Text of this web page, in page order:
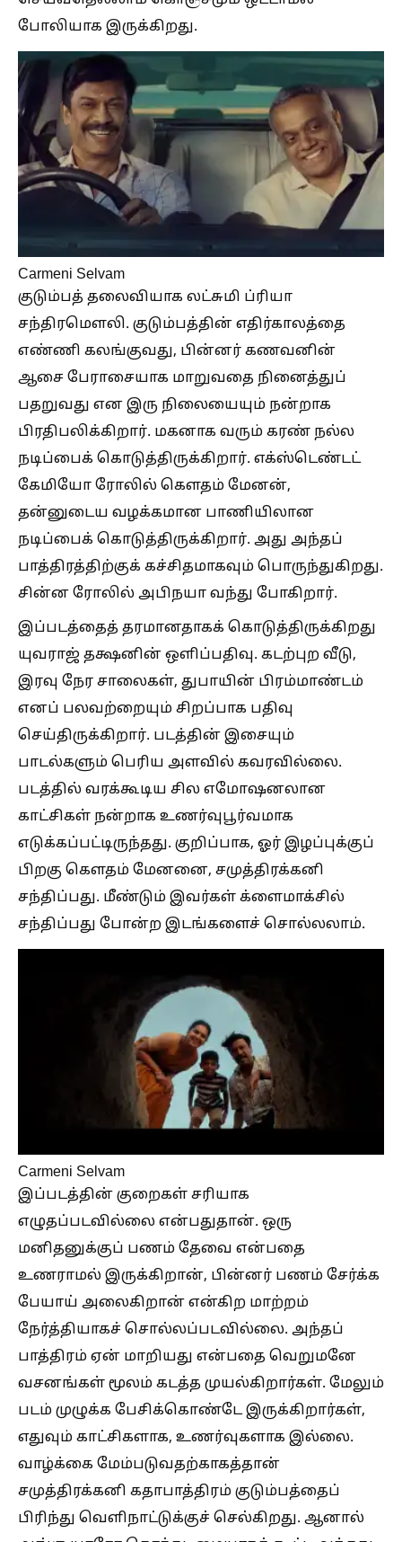
போலியாக இருக்கிறது.
Carmeni Selvam
குடும்பத் தலைவியாக லட்சுமி ப்ரியா
சந்திரமௌலி. குடும்பத்தின் எதிர்காலத்தை
எண்ணி கலங்குவது, பின்னர் கணவனின்
ஆசை பேராசையாக மாறுவதை நினைத்துப்
பதறுவது என இரு நிலையையும் நன்றாக
பிரதிபலிக்கிறார். மகனாக வரும் கரண் நல்ல
நடிப்பைக் கொடுத்திருக்கிறார். எக்ஸ்டெண்டட்
கேமியோ ரோலில் கௌதம் மேனன்,
தன்னுடைய வழக்கமான பாணியிலான
நடிப்பைக் கொடுத்திருக்கிறார். அது அந்தப்
பாத்திரத்திற்குக் கச்சிதமாகவும் பொருந்துகிறது.
சின்ன ரோலில் அபிநயா வந்து போகிறார்.
இப்படத்தைத் தரமானதாகக் கொடுத்திருக்கிறது
யுவராஜ் தக்ஷனின் ஒளிப்பதிவு. கடற்புற வீடு,
இரவு நேர சாலைகள், துபாயின் பிரம்மாண்டம்
எனப் பலவற்றையும் சிறப்பாக பதிவு
செய்திருக்கிறார். படத்தின் இசையும்
பாடல்களும் பெரிய அளவில் கவரவில்லை.
படத்தில் வரக்கூடிய சில எமோஷனலான
காட்சிகள் நன்றாக உணர்வுபூர்வமாக
எடுக்கப்பட்டிருந்தது. குறிப்பாக, ஓர் இழப்புக்குப்
பிறகு கௌதம் மேனனை, சமுத்திரக்கனி
சந்திப்பது. மீண்டும் இவர்கள் க்ளைமாக்சில்
சந்திப்பது போன்ற இடங்களைச் சொல்லலாம்.
Carmeni Selvam
இப்படத்தின் குறைகள் சரியாக
எழுதப்படவில்லை என்பதுதான். ஒரு
மனிதனுக்குப் பணம் தேவை என்பதை
உணராமல் இருக்கிறான், பின்னர் பணம் சேர்க்க
பேயாய் அலைகிறான் என்கிற மாற்றம்
நேர்த்தியாகச் சொல்லப்படவில்லை. அந்தப்
பாத்திரம் ஏன் மாறியது என்பதை வெறுமனே
வசனங்கள் மூலம் கடத்த முயல்கிறார்கள். மேலும்
படம் முழுக்க பேசிக்கொண்டே இருக்கிறார்கள்,
எதுவும் காட்சிகளாக, உணர்வுகளாக இல்லை.
வாழ்க்கை மேம்படுவதற்காகத்தான்
சமுத்திரக்கனி கதாபாத்திரம் குடும்பத்தைப்
பிரிந்து வெளிநாட்டுக்குச் செல்கிறது. ஆனால்